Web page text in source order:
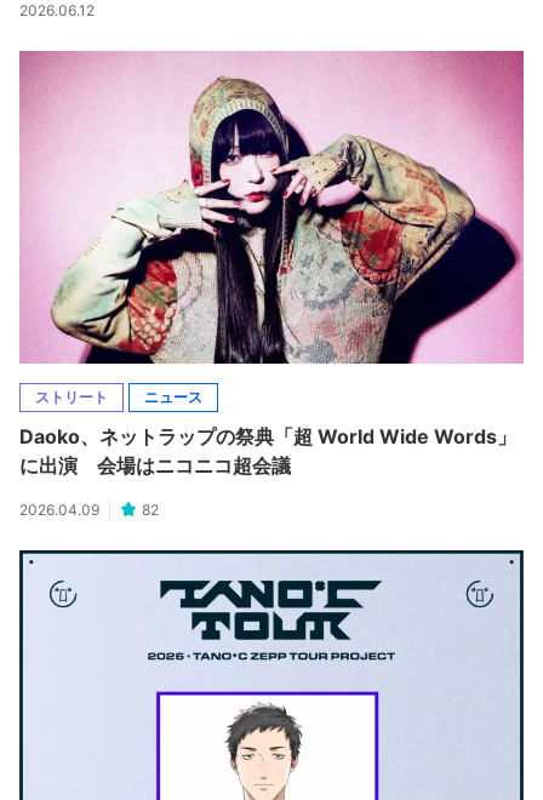
2026.06.12
ストリート ニュース
Daoko、ネットラップの祭典「超 World Wide Words」
に出演 会場はニコニコ超会議
2026.04.09 82